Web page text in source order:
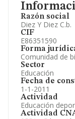
Razón social
Diez Y Diez C.b.
CIF
E86351590
Forma
Comunidad de
Sector
Educación
Fecha de
1-1-2011
Actividad
Educación
Actividad